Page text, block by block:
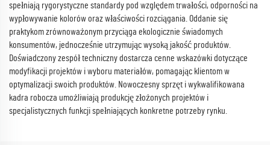
spełniają rygorystyczne standardy pod względem trwałości, odporności na
wypłowywanie kolorów oraz właściwości rozciągania. Oddanie się
praktykom zrównoważonym przyciąga ekologicznie świadomych
konsumentów, jednocześnie utrzymując wysoką jakość produktów.
Doświadczony zespół techniczny dostarcza cenne wskazówki dotyczące
modyfikacji projektów i wyboru materiałów, pomagając klientom w
optymalizacji swoich produktów. Nowoczesny sprzęt i wykwalifikowana
kadra robocza umożliwiają produkcję złożonych projektów i
specjalistycznych funkcji spełniających konkretne potrzeby rynku.